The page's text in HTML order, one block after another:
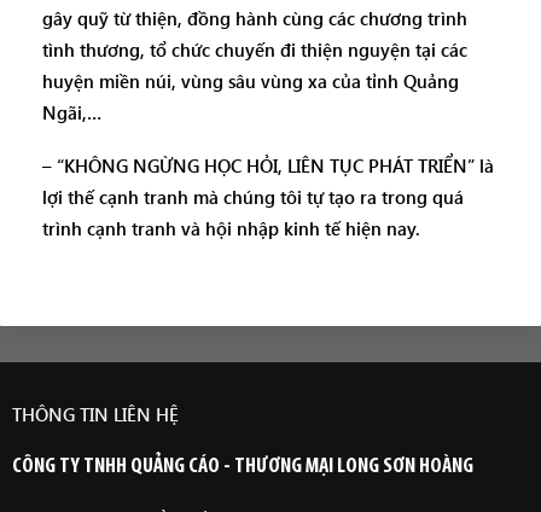
gây quỹ từ thiện, đồng hành cùng các chương trình
tình thương, tổ chức chuyến đi thiện nguyện tại các
huyện miền núi, vùng sâu vùng xa của tỉnh Quảng
Ngãi,…
– “KHÔNG NGỪNG HỌC HỎI, LIÊN TỤC PHÁT TRIỂN” là
lợi thế cạnh tranh mà chúng tôi tự tạo ra trong quá
trình cạnh tranh và hội nhập kinh tế hiện nay.
THÔNG TIN LIÊN HỆ
CÔNG TY TNHH QUẢNG CÁO - THƯƠNG MẠI LONG SƠN HOÀNG